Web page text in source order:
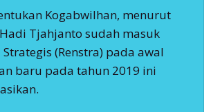
Kogabwilhan, menurut
Tjahjanto sudah masuk
Strategis (Renstra) pada awal
baru pada tahun 2019 ini